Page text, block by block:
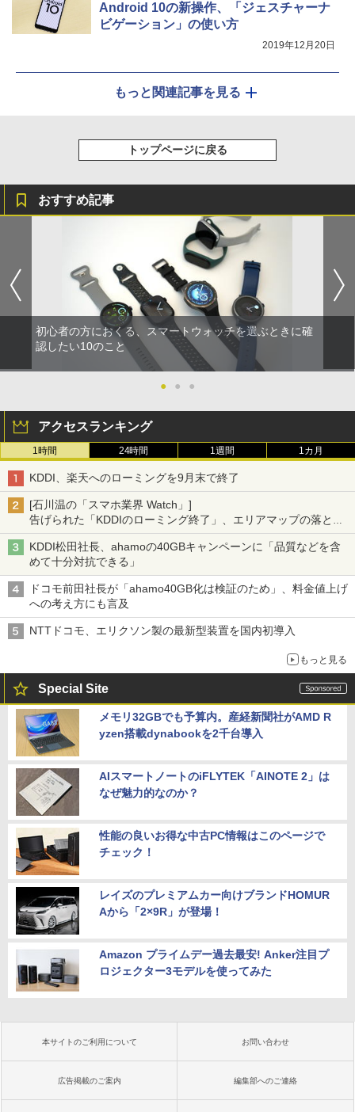
Android 10の新操作、「ジェスチャーナ
ビゲーション」の使い方
2019年12月20日
もっと関連記事を見る
トップページに戻る
おすすめ記事
初心者の方におくる、スマートウォッチを選ぶときに確
認したい10のこと
● ● ●
アクセスランキング
1時間 24時間 1週間 1カ月
KDDI、楽天へのローミングを9月末で終了
[石川温の「スマホ業界 Watch」]
告げられた「KDDIのローミング終了」、エリアマップの落とし
穴と楽天モバイルの課題
KDDI松田社長、ahamoの40GBキャンペーンに「品質などを含
めて十分対抗できる」
ドコモ前田社長が「ahamo40GB化は検証のため」、料金値上げ
への考え方にも言及
NTTドコモ、エリクソン製の最新型装置を国内初導入
もっと見る
Special Site
メモリ32GBでも予算内。産経新聞社がAMD R
yzen搭載dynabookを2千台導入
AIスマートノートのiFLYTEK「AINOTE 2」は
なぜ魅力的なのか？
性能の良いお得な中古PC情報はこのページで
チェック！
レイズのプレミアムカー向けブランドHOMUR
Aから「2×9R」が登場！
Amazon プライムデー過去最安! Anker注目プ
ロジェクター3モデルを使ってみた
本サイトのご利用について お問い合わせ
広告掲載のご案内 編集部へのご連絡